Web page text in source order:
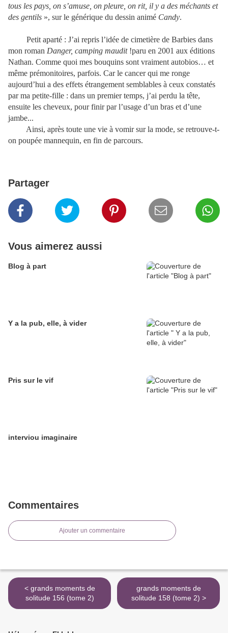
tous les pays, on s’amuse, on pleure, on rit, il y a des méchants et
des gentils », sur le générique du dessin animé Candy.
Petit aparté : J’ai repris l’idée de cimetière de Barbies dans
mon roman Danger, camping maudit !paru en 2001 aux éditions
Nathan. Comme quoi mes bouquins sont vraiment autobios… et
même prémonitoires, parfois. Car le cancer qui me ronge
aujourd’hui a des effets étrangement semblables à ceux constatés
par ma petite-fille : dans un premier temps, j’ai perdu la tête,
ensuite les cheveux, pour finir par l’usage d’un bras et d’une
jambe...
Ainsi, après toute une vie à vomir sur la mode, se retrouve-t-
on poupée mannequin, en fin de parcours.
Partager
Vous aimerez aussi
Blog à part
Y a la pub, elle, à vider
Pris sur le vif
interviou imaginaire
Commentaires
Ajouter un commentaire
< grands moments de
solitude 156 (tome 2)
grands moments de
solitude 158 (tome 2) >